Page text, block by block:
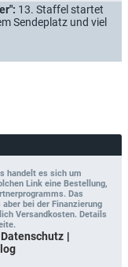
13. Staffel startet
Sendeplatz und viel
handelt es sich um
Link eine Bestellung,
Das
bei der Finanzierung
Versandkosten. Details
Datenschutz